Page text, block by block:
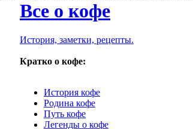
Все о кофе
История, заметки, рецепты.
Кратко о кофе:
История кофе
Родина кофе
Путь кофе
Легенды о кофе